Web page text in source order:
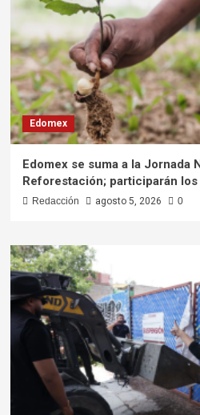
Edomex
Edomex se suma a la Jornada
Reforestación; participarán
Redacción agosto 5, 2026 0